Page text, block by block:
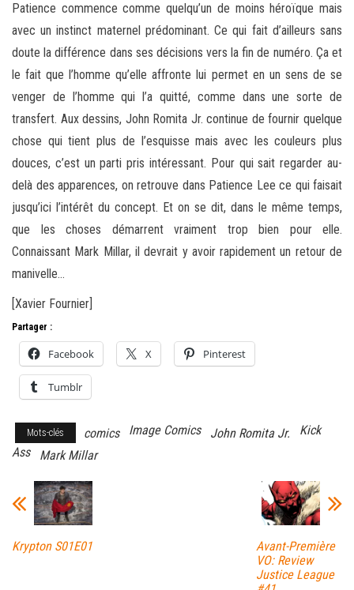
Patience commence comme quelqu’un de moins héroïque mais
avec un instinct maternel prédominant. Ce qui fait d’ailleurs sans
doute la différence dans ses décisions vers la fin de numéro. Ça et
le fait que l’homme qu’elle affronte lui permet en un sens de se
venger de l’homme qui l’a quitté, comme dans une sorte de
transfert. Aux dessins, John Romita Jr. continue de fournir quelque
chose qui tient plus de l’esquisse mais avec les couleurs plus
douces, c’est un parti pris intéressant. Pour qui sait regarder au-
delà des apparences, on retrouve dans Patience Lee ce qui faisait
jusqu’ici l’intérêt du concept. Et on se dit, dans le même temps,
que les choses démarrent vraiment trop bien pour elle.
Connaissant Mark Millar, il devrait y avoir rapidement un retour de
manivelle…
[Xavier Fournier]
Partager :
Facebook X Pinterest
Tumblr
Mots-clés comics Image Comics John Romita Jr.
Kick
Ass
Mark Millar
Krypton S01E01
Avant-Première
VO: Review
Justice League